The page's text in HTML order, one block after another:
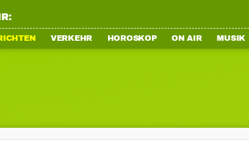
VERKEHR HOROSKOP ON AIR MUSIK